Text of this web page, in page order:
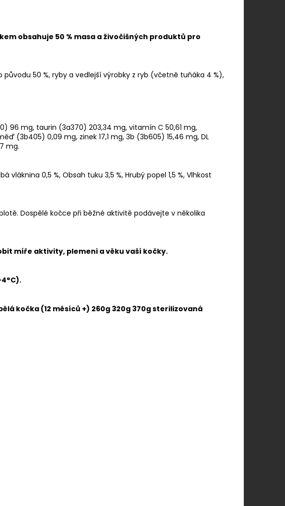
obsahuje 50 % masa a živočišných produktů pro
původu 50 %, ryby a vedlejší výrobky z ryb (včetně tuňáka 4 %),
96 mg, taurin (3a370) 203,34 mg, vitamín C 50,61 mg,
(3b405) 0,09 mg, zinek 17,1 mg, 3b (3b605) 15,46 mg, DL
mg.
vláknina 0,5 %, Obsah tuku 3,5 %, Hrubý popel 1,5 %, Vlhkost
Dospělé kočce při běžné aktivitě podávejte v několika
míře aktivity, plemeni a věku vaší kočky.
kočka (12 měsíců +) 260g 320g 370g sterilizovaná